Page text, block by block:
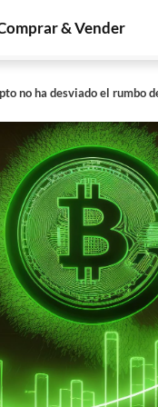
& Vender
no ha desviado el rumbo